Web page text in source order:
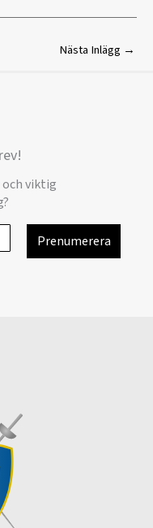
Nästa Inlägg →
viktig